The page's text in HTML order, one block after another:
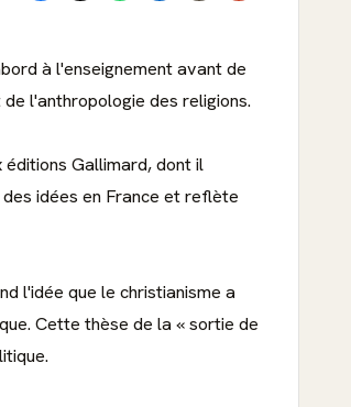
à l'enseignement avant de
l'anthropologie des religions.
Gallimard, dont il
idées en France et reflète
l'idée que le christianisme a
Cette thèse de la « sortie de